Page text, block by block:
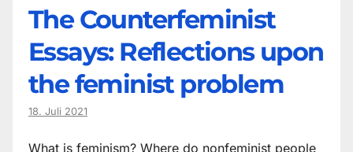
The Counter­feminist
Essays: Reflections upon
the feminist problem
18. Juli 2021
What is feminism? Where do non­feminist people